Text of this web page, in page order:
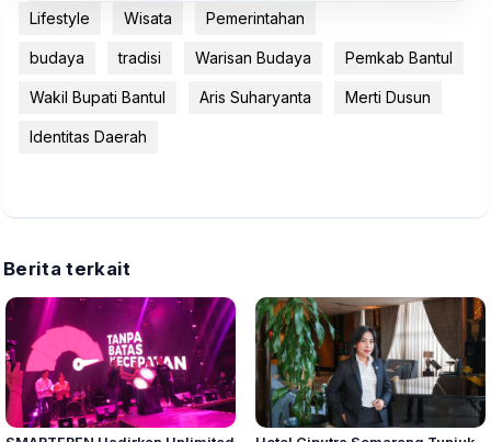
Lifestyle Wisata Pemerintahan
budaya tradisi Warisan Budaya Pemkab Bantul
Wakil Bupati Bantul Aris Suharyanta Merti Dusun
Identitas Daerah
Berita terkait